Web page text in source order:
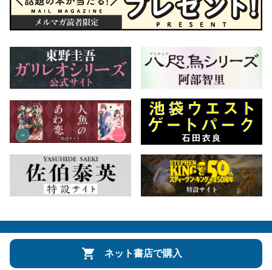
ネット書店で購入
会社概要 自費出版のご案内 お問合せ
株式会社文藝春秋 文春オンライン Number Web